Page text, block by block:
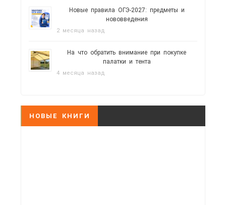
Новые правила ОГЭ-2027: предметы и
нововведения
2 месяца назад
На что обратить внимание при покупке
палатки и тента
4 месяца назад
НОВЫЕ КНИГИ